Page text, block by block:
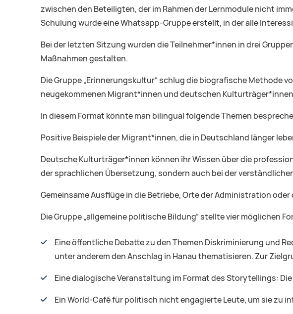
zwischen den Beteiligten, der im Rahmen der Lernmodule nicht
Schulung wurde eine Whatsapp-Gruppe erstellt, in der alle
Bei der letzten Sitzung wurden die Teilnehmer*innen in drei
Maßnahmen gestalten.
Die Gruppe „Erinnerungskultur“ schlug die biografische Methode
neugekommenen Migrant*innen und deutschen
In diesem Format könnte man bilingual folgende Themen
Positive Beispiele der Migrant*innen, die in Deutschland länger
Deutsche Kulturträger*innen können ihr Wissen über die
der sprachlichen Übersetzung, sondern auch bei der
Gemeinsame Ausflüge in die Betriebe, Orte der Administration
Die Gruppe „allgemeine politische Bildung“ stellte vier möglichen
Eine öffentliche Debatte zu den Themen Diskriminierung und
unter anderem den Anschlag in Hanau thematisieren. Zur
Eine dialogische Veranstaltung im Format des Storytellings:
Ein World-Café für politisch nicht engagierte Leute, um sie zu